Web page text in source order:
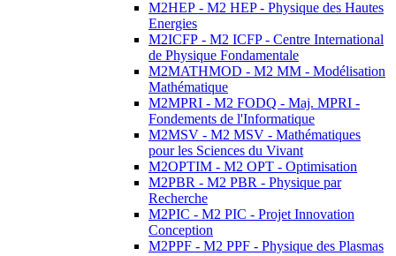
M2HEP - M2 HEP - Physique des Hautes
Energies
M2ICFP - M2 ICFP - Centre International
de Physique Fondamentale
M2MATHMOD - M2 MM - Modélisation
Mathématique
M2MPRI - M2 FODQ - Maj. MPRI -
Fondements de l'Informatique
M2MSV - M2 MSV - Mathématiques
pour les Sciences du Vivant
M2OPTIM - M2 OPT - Optimisation
M2PBR - M2 PBR - Physique par
Recherche
M2PIC - M2 PIC - Projet Innovation
Conception
M2PPF - M2 PPF - Physique des Plasmas